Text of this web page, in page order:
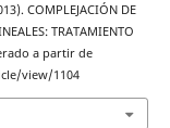
COMPLEJACIÓN DE
TRATAMIENTO
a partir de
view/1104